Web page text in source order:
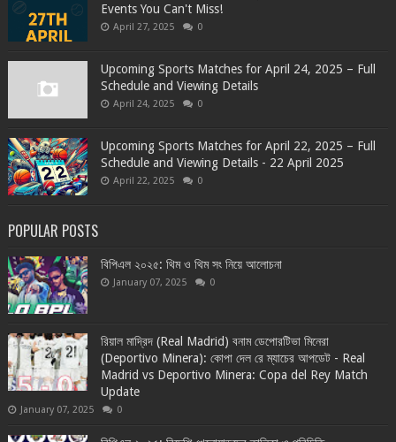
Events You Can't Miss!
April 27, 2025 0
Upcoming Sports Matches for April 24, 2025 – Full
Schedule and Viewing Details
April 24, 2025 0
Upcoming Sports Matches for April 22, 2025 – Full
Schedule and Viewing Details - 22 April 2025
April 22, 2025 0
POPULAR POSTS
বিপিএল ২০২৫: থিম ও থিম সং নিয়ে আলোচনা
January 07, 2025 0
রিয়াল মাদ্রিদ (Real Madrid) বনাম ডেপোরটিভা মিনেরা
(Deportivo Minera): কোপা দেল রে ম্যাচের আপডেট - Real
Madrid vs Deportivo Minera: Copa del Rey Match
Update
January 07, 2025 0